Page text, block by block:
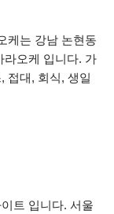
케는 강남 논현동
라오케 입니다. 가
접대, 회식, 생일
트 입니다. 서울